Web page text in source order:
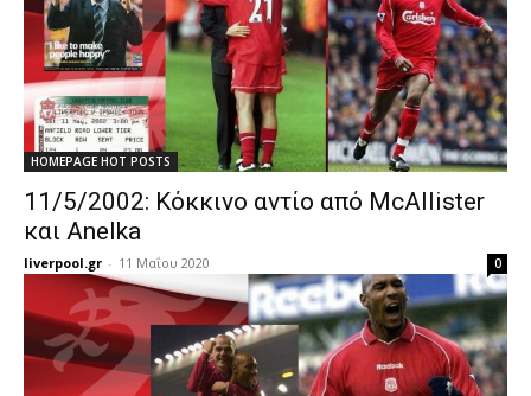
HOMEPAGE HOT POSTS
11/5/2002: Κόκκινο αντίο από McAllister
και Anelka
liverpool.gr - 11 Μαΐου 2020 0